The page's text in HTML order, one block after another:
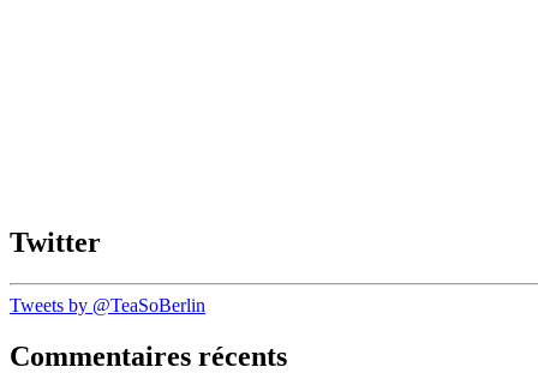
Twitter
Tweets by @TeaSoBerlin
Commentaires récents